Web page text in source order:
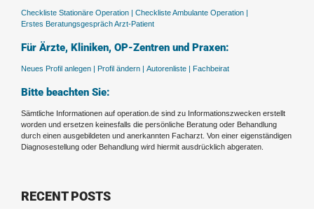
Checkliste Stationäre Operation | Checkliste Ambulante Operation |
Erstes Beratungsgespräch Arzt-Patient
Für Ärzte, Kliniken, OP-Zentren und Praxen:
Neues Profil anlegen | Profil ändern | Autorenliste | Fachbeirat
Bitte beachten Sie:
Sämtliche Informationen auf operation.de sind zu Informationszwecken erstellt
worden und ersetzen keinesfalls die persönliche Beratung oder Behandlung
durch einen ausgebildeten und anerkannten Facharzt. Von einer eigenständigen
Diagnosestellung oder Behandlung wird hiermit ausdrücklich abgeraten.
RECENT POSTS